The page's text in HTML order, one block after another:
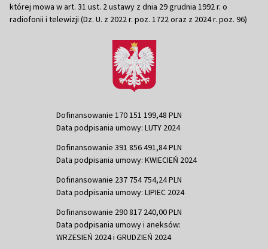
której mowa w art. 31 ust. 2 ustawy z dnia 29 grudnia 1992 r. o
radiofonii i telewizji (Dz. U. z 2022 r. poz. 1722 oraz z 2024 r. poz. 96)
Dofinansowanie 170 151 199,48 PLN
Data podpisania umowy: LUTY 2024
Dofinansowanie 391 856 491,84 PLN
Data podpisania umowy: KWIECIEŃ 2024
Dofinansowanie 237 754 754,24 PLN
Data podpisania umowy: LIPIEC 2024
Dofinansowanie 290 817 240,00 PLN
Data podpisania umowy i aneksów:
WRZESIEŃ 2024 i GRUDZIEŃ 2024